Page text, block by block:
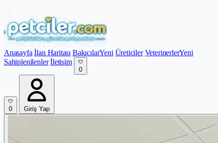
Anasayfa İlan Haritası BakıcılarYeni Üreticiler VeterinerlerYeni
Sahiplenilenler İletişim
0
0 Giriş Yap